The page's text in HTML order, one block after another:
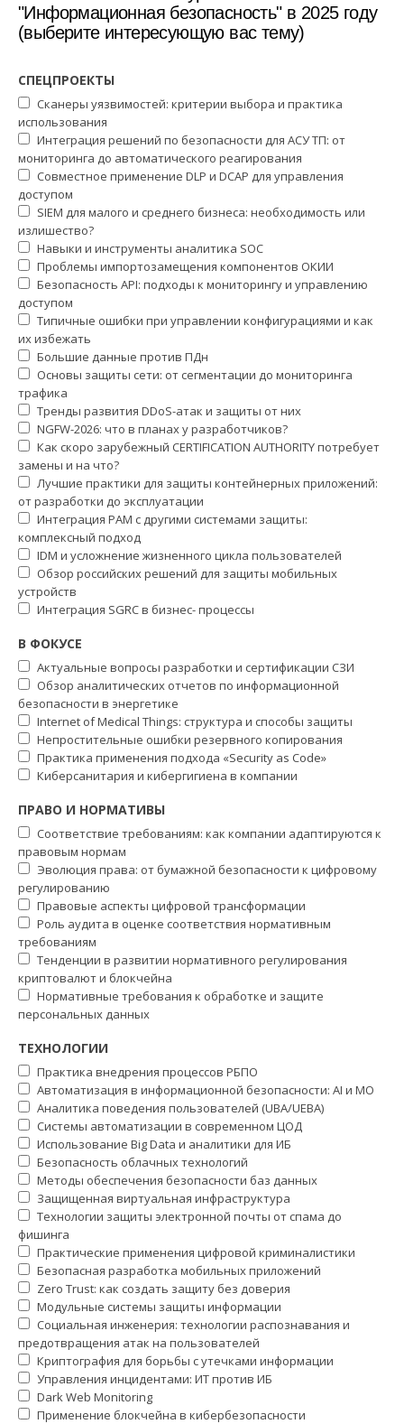
"Информационная безопасность" в 2025 году
(выберите интересующую вас тему)
СПЕЦПРОЕКТЫ
Сканеры уязвимостей: критерии выбора и практика
использования
Интеграция решений по безопасности для АСУ ТП: от
мониторинга до автоматического реагирования
Совместное применение DLP и DCAP для управления
доступом
SIEM для малого и среднего бизнеса: необходимость или
излишество?
Навыки и инструменты аналитика SOC
Проблемы импортозамещения компонентов ОКИИ
Безопасность API: подходы к мониторингу и управлению
доступом
Типичные ошибки при управлении конфигурациями и как
их избежать
Большие данные против ПДн
Основы защиты сети: от сегментации до мониторинга
трафика
Тренды развития DDoS-атак и защиты от них
NGFW-2026: что в планах у разработчиков?
Как скоро зарубежный CERTIFICATION AUTHORITY потребует
замены и на что?
Лучшие практики для защиты контейнерных приложений:
от разработки до эксплуатации
Интеграция PAM с другими системами защиты:
комплексный подход
IDM и усложнение жизненного цикла пользователей
Обзор российских решений для защиты мобильных
устройств
Интеграция SGRC в бизнес- процессы
В ФОКУСЕ
Актуальные вопросы разработки и сертификации СЗИ
Обзор аналитических отчетов по информационной
безопасности в энергетике
Internet of Medical Things: структура и способы защиты
Непростительные ошибки резервного копирования
Практика применения подхода «Security as Code»
Киберсанитария и кибергигиена в компании
ПРАВО И НОРМАТИВЫ
Соответствие требованиям: как компании адаптируются к
правовым нормам
Эволюция права: от бумажной безопасности к цифровому
регулированию
Правовые аспекты цифровой трансформации
Роль аудита в оценке соответствия нормативным
требованиям
Тенденции в развитии нормативного регулирования
криптовалют и блокчейна
Нормативные требования к обработке и защите
персональных данных
ТЕХНОЛОГИИ
Практика внедрения процессов РБПО
Автоматизация в информационной безопасности: AI и МО
Аналитика поведения пользователей (UBA/UEBA)
Системы автоматизации в современном ЦОД
Использование Big Data и аналитики для ИБ
Безопасность облачных технологий
Методы обеспечения безопасности баз данных
Защищенная виртуальная инфраструктура
Технологии защиты электронной почты от спама до
фишинга
Практические применения цифровой криминалистики
Безопасная разработка мобильных приложений
Zero Trust: как создать защиту без доверия
Модульные системы защиты информации
Социальная инженерия: технологии распознавания и
предотвращения атак на пользователей
Криптография для борьбы с утечками информации
Управления инцидентами: ИТ против ИБ
Dark Web Monitoring
Применение блокчейна в кибербезопасности